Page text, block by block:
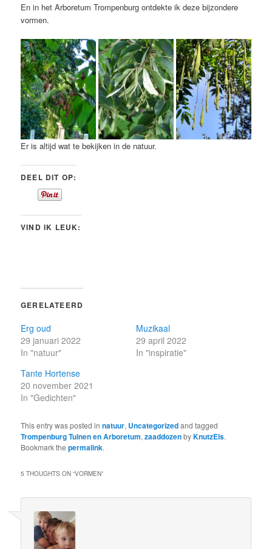
En in het Arboretum Trompenburg ontdekte ik deze bijzondere
vormen.
Er is altijd wat te bekijken in de natuur.
DEEL DIT OP:
VIND IK LEUK:
GERELATEERD
Erg oud
29 januari 2022
In "natuur"
Muzikaal
29 april 2022
In "inspiratie"
Tante Hortense
20 november 2021
In "Gedichten"
This entry was posted innatuur, Uncategorizedand tagged
Trompenburg Tuinen en Arboretum,zaaddozenbyKnutzEls.
Bookmark thepermalink.
5 THOUGHTS ON “VORMEN”